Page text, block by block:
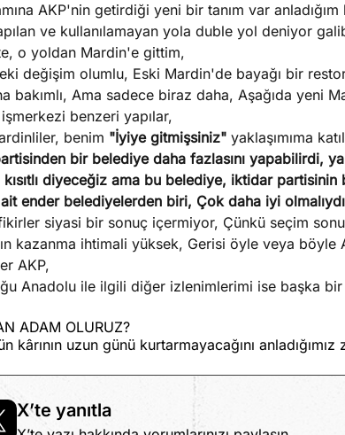
AKP'nin getirdiği yeni bir tanım var anladığım
ve kullanılamayan yola duble yol deniyor
o yoldan Mardin'e gittim,
değişim olumlu, Eski Mardin'de bayağı bir
bakımlı, Ama sadece biraz daha, Aşağıda yeni
benzeri yapılar,
benim "İyiye gitmişsiniz" yaklaşımıma
bir belediye daha fazlasını yapabilirdi,
kısıtlı diyeceğiz ama bu belediye, iktidar
ender belediyelerden biri, Çok daha iyi
siyasi bir sonuç içermiyor, Çünkü seçim
kazanma ihtimali yüksek, Gerisi öyle veya
AKP,
Anadolu ile ilgili diğer izlenimlerimi ise başka bir
ADAM OLURUZ?
kârının uzun günü kurtarmayacağını anladığımız
X’te yanıtla